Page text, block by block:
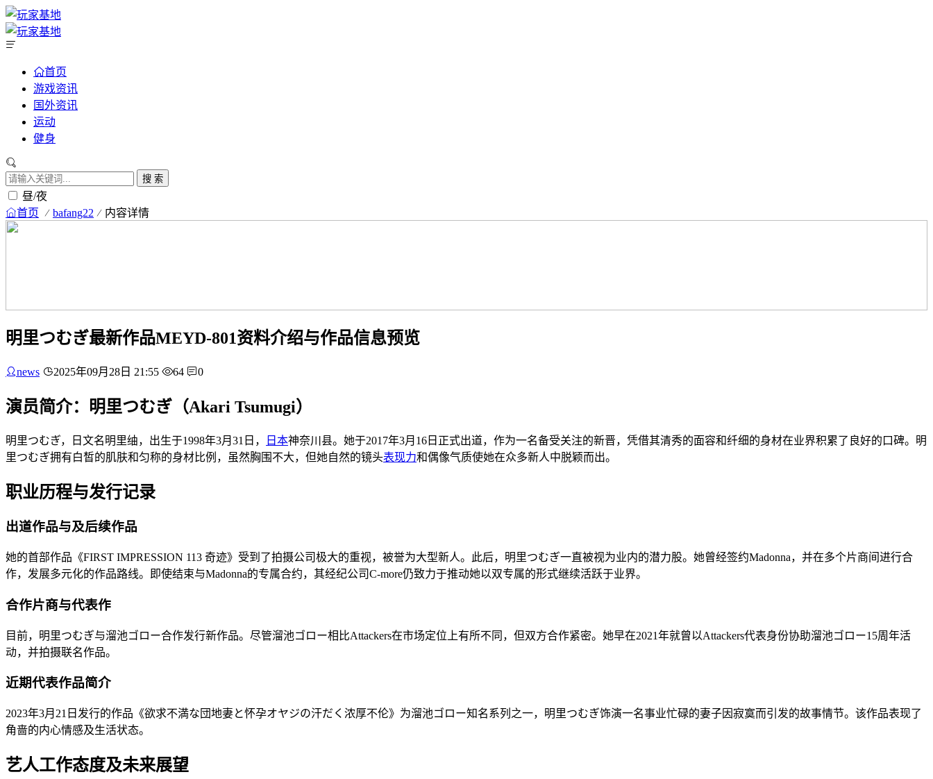
首页
游戏资讯
国外资讯
运动
健身
搜 索
昼/夜
首页 bafang22 内容详情
明里つむぎ最新作品MEYD-801资料介绍与作品信息预览
news 2025年09月28日 21:55 64 0
演员简介：明里つむぎ（Akari Tsumugi）
明里つむぎ，日文名明里䌷，出生于1998年3月31日， 日本神奈川县。她于2017年3月16日正式出道，作为一名备受关注的新晋，凭借其清秀的面容和纤细的身材在业界积累了良好的口碑。明
里つむぎ拥有白皙的肌肤和匀称的身材比例，虽然胸围不大，但她自然的镜头表现力和偶像气质使她在众多新人中脱颖而出。
职业历程与发行记录
出道作品与及后续作品
她的首部作品《FIRST IMPRESSION 113 奇迹》受到了拍摄公司极大的重视，被誉为大型新人。此后，明里つむぎ一直被视为业内的潜力股。她曾经签约Madonna，并在多个片商间进行合
作，发展多元化的作品路线。即使结束与Madonna的专属合约，其经纪公司C-more仍致力于推动她以双专属的形式继续活跃于业界。
合作片商与代表作
目前，明里つむぎ与溜池ゴロー合作发行新作品。尽管溜池ゴロー相比Attackers在市场定位上有所不同，但双方合作紧密。她早在2021年就曾以Attackers代表身份协助溜池ゴロー15周年活
动，并拍摄联名作品。
近期代表作品简介
2023年3月21日发行的作品《欲求不満な団地妻と怀孕オヤジの汗だく浓厚不伦》为溜池ゴロー知名系列之一，明里つむぎ饰演一名事业忙碌的妻子因寂寞而引发的故事情节。该作品表现了
角啬的内心情感及生活状态。
艺人工作态度及未来展望